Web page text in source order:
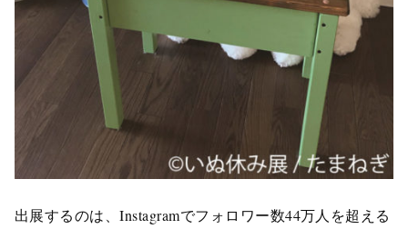
出展するのは、Instagramでフォロワー数44万人を超える